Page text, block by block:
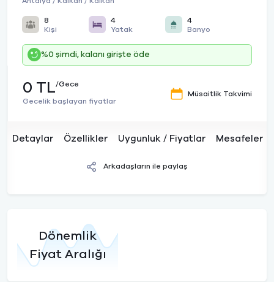
8
Kişi
4
Yatak
4
Banyo
%0 şimdi, kalanı girişte öde
0 TL/Gece
Gecelik başlayan fiyatlar
Müsaitlik Takvimi
Detaylar Özellikler Uygunluk / Fiyatlar Mesafeler
Arkadaşların ile paylaş
Dönemlik
Fiyat Aralığı